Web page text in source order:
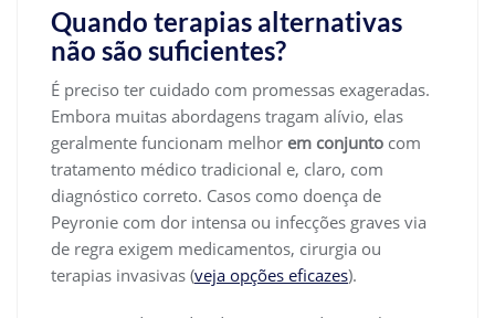
Quando terapias alternativas
não são suficientes?
É preciso ter cuidado com promessas exageradas.
Embora muitas abordagens tragam alívio, elas
geralmente funcionam melhor em conjunto com
tratamento médico tradicional e, claro, com
diagnóstico correto. Casos como doença de
Peyronie com dor intensa ou infecções graves via
de regra exigem medicamentos, cirurgia ou
terapias invasivas (veja opções eficazes).